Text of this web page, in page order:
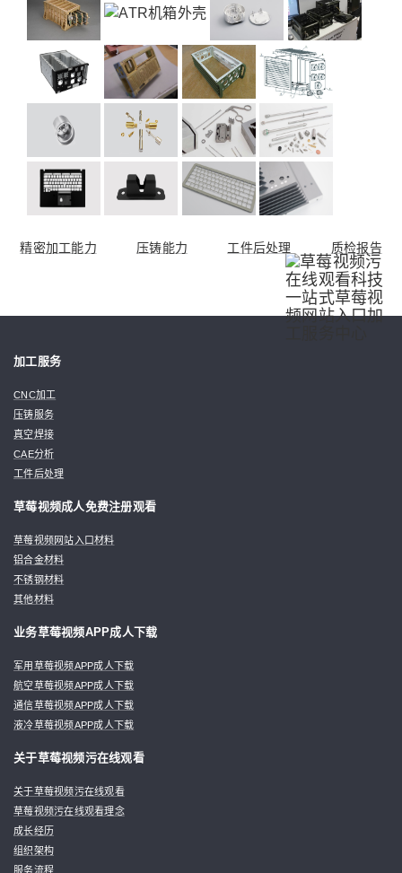
精密加工能力 压铸能力 工件后处理 质检报告
加工服务
CNC加工
压铸服务
真空焊接
CAE分析
工件后处理
草莓视频成人免费注册观看
草莓视频网站入口材料
铝合金材料
不锈钢材料
其他材料
业务草莓视频APP成人下载
军用草莓视频APP成人下载
航空草莓视频APP成人下载
通信草莓视频APP成人下载
液冷草莓视频APP成人下载
关于草莓视频污在线观看
关于草莓视频污在线观看
草莓视频污在线观看理念
成长经历
组织架构
服务流程